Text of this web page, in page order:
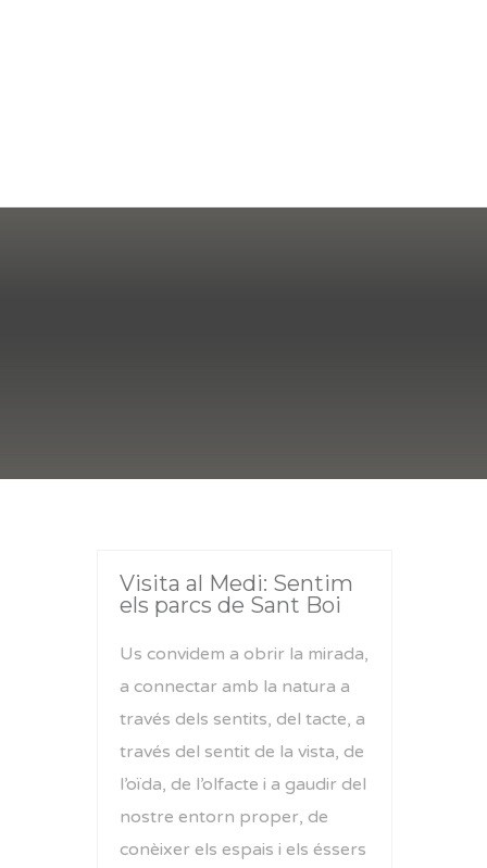
Visita al Medi: Sentim
els parcs de Sant Boi
Us convidem a obrir la mirada,
a connectar amb la natura a
través dels sentits, del tacte, a
través del sentit de la vista, de
l’oïda, de l’olfacte i a gaudir del
nostre entorn proper, de
conèixer els espais i els éssers